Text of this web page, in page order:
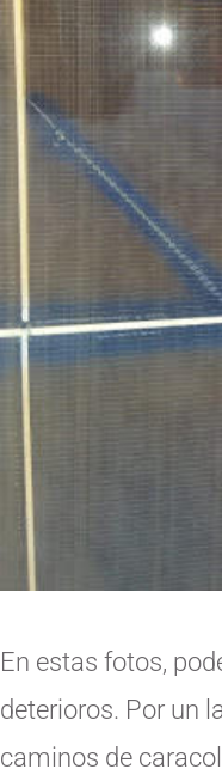
En estas fotos,
deterioros. Por un
caminos de